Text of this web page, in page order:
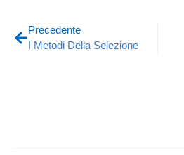
Precedente
I Metodi Della Selezione